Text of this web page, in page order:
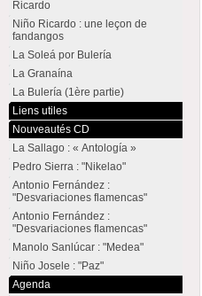
Ricardo
Niño Ricardo : une leçon de
fandangos
La Soleá por Bulería
La Granaína
La Bulería (1ère partie)
Liens utiles
Nouveautés CD
La Sallago : « Antología »
Pedro Sierra : "Nikelao"
Antonio Fernández :
"Desvariaciones flamencas"
Antonio Fernández :
"Desvariaciones flamencas"
Manolo Sanlúcar : "Medea"
Niño Josele : "Paz"
Agenda